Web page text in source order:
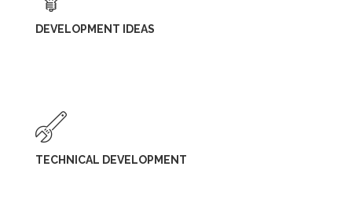
DEVELOPMENT IDEAS
TECHNICAL DEVELOPMENT